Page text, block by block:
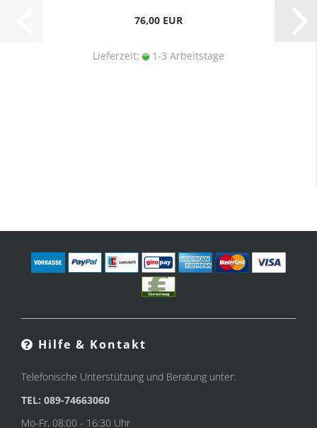
76,00 EUR
Lieferzeit: 1-3 Arbeitstage
Hilfe & Kontakt
Telefonische Unterstützung und Beratung unter:
TEL: 089-74663060
Mo-Fr, 08:00 - 16:30 Uhr